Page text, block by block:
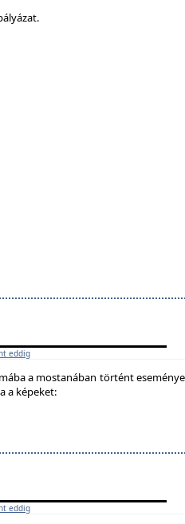
eddig
a mostanában történt
a képeket:
eddig